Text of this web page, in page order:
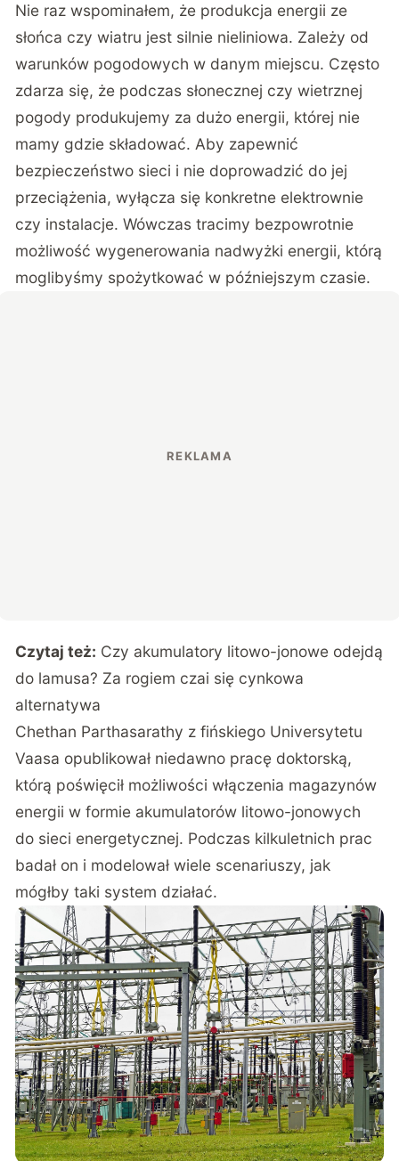
Nie raz wspominałem, że produkcja energii ze
słońca czy wiatru jest silnie nieliniowa. Zależy od
warunków pogodowych w danym miejscu. Często
zdarza się, że podczas słonecznej czy wietrznej
pogody produkujemy za dużo energii, której nie
mamy gdzie składować. Aby zapewnić
bezpieczeństwo sieci i nie doprowadzić do jej
przeciążenia, wyłącza się konkretne elektrownie
czy instalacje. Wówczas tracimy bezpowrotnie
możliwość wygenerowania nadwyżki energii, którą
moglibyśmy spożytkować w późniejszym czasie.
Czytaj też: Czy akumulatory litowo-jonowe odejdą
do lamusa? Za rogiem czai się cynkowa
alternatywa
Chethan Parthasarathy z fińskiego Universytetu
Vaasa opublikował niedawno pracę doktorską,
którą poświęcił możliwości włączenia magazynów
energii w formie akumulatorów litowo-jonowych
do sieci energetycznej. Podczas kilkuletnich prac
badał on i modelował wiele scenariuszy, jak
mógłby taki system działać.